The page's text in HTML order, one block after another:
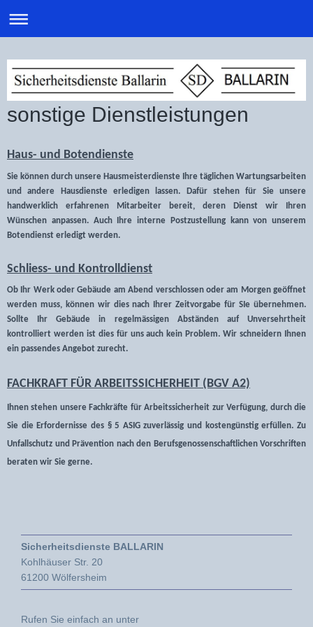
sonstige Dienstleistungen
Haus- und Botendienste
Sie können durch unsere Hausmeisterdienste Ihre täglichen Wartungsarbeiten
und andere Hausdienste erledigen lassen. Dafür stehen für Sie unsere
handwerklich erfahrenen Mitarbeiter bereit, deren Dienst wir Ihren
Wünschen anpassen. Auch Ihre interne Postzustellung kann von unserem
Botendienst erledigt werden.
Schliess- und Kontrolldienst
Ob Ihr Werk oder Gebäude am Abend verschlossen oder am Morgen geöffnet
werden muss, können wir dies nach Ihrer Zeitvorgabe für SIe übernehmen.
Sollte Ihr Gebäude in regelmässigen Abständen auf Unversehrtheit
kontrolliert werden ist dies für uns auch kein Problem. Wir schneidern Ihnen
ein passendes Angebot zurecht.
FACHKRAFT FÜR ARBEITSSICHERHEIT (BGV A2)
Ihnen stehen unsere Fachkräfte für Arbeitssicherheit zur Verfügung, durch die
Sie die Erfordernisse des § 5 ASIG zuverlässig und kostengünstig erfüllen. Zu
Unfallschutz und Prävention nach den Berufsgenossenschaftlichen Vorschriften
beraten wir Sie gerne.
Sicherheitsdienste BALLARIN
Kohlhäuser Str. 20
61200 Wölfersheim
Rufen Sie einfach an unter